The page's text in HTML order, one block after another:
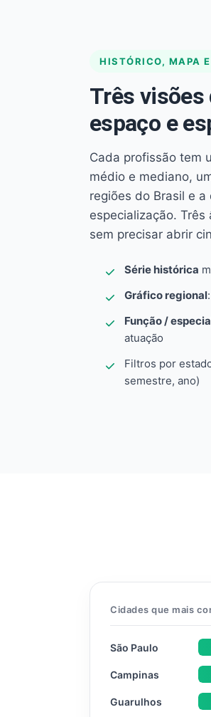
HISTÓRICO, MAPA
Três visões
espaço e
Cada profissão tem
médio e mediano,
regiões do Brasil e
especialização.
sem precisar abrir
Série histórica
Gráfico regional
Função /
atuação
Filtros por
semestre, ano)
Cidades que mais
São Paulo
Campinas
Guarulhos